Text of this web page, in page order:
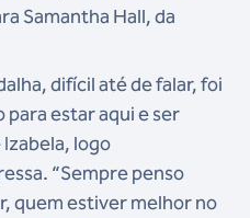
Samantha Hall, da
difícil até de falar, foi
para estar aqui e ser
Izabela, logo
“Sempre penso
quem estiver melhor no